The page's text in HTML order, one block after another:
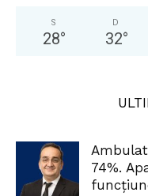
S
28°
D
32°
74%.